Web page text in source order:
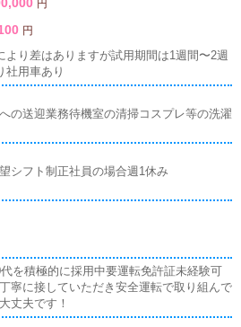
円
円
より差はありますが試用期間は1週間〜2週
社用車あり
の送迎業務待機室の清掃コスプレ等の洗濯
シフト制正社員の場合週1休み
を積極的に採用中要運転免許証未経験可
寧に接していただき安全運転で取り組んで
丈夫です！